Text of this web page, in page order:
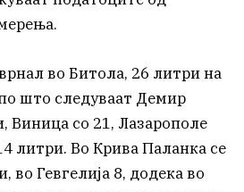
во Битола, 26 литри на
што следуваат Демир
Виница со 21, Лазарополе
литри. Во Крива Паланка се
во Гевгелија 8, додека во